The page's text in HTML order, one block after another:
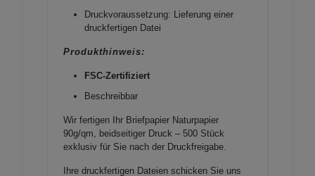
Druckvoraussetzung: Lieferung einer
druckfertigen Datei
Produkthinweis:
FSC-Zertifiziert
Beschreibbar
Wir fertigen Ihr Briefpapier Naturpapier
90g/qm, beidseitiger Druck – 500 Stück
exklusiv für Sie nach der Druckfreigabe.
Ihre druckfertigen Dateien schicken Sie uns